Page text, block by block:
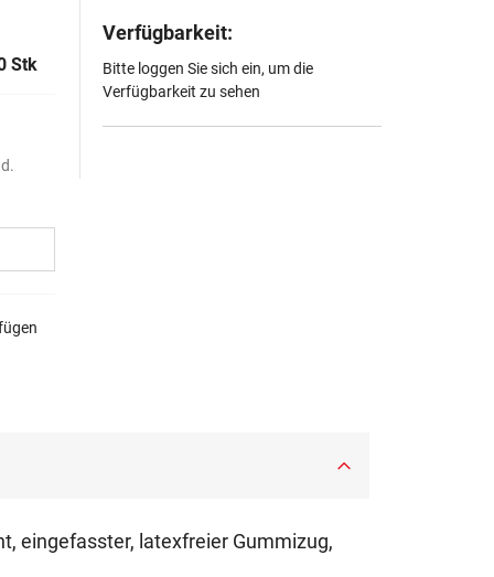
Stk
Verfügbarkeit:
Bitte loggen Sie sich ein, um die
Verfügbarkeit zu sehen
eingefasster, latexfreier Gummizug,